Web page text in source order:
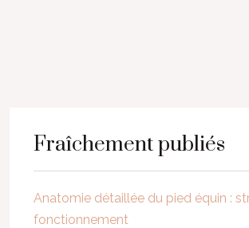
Fraîchement publiés
Anatomie détaillée du pied équin :
fonctionnement